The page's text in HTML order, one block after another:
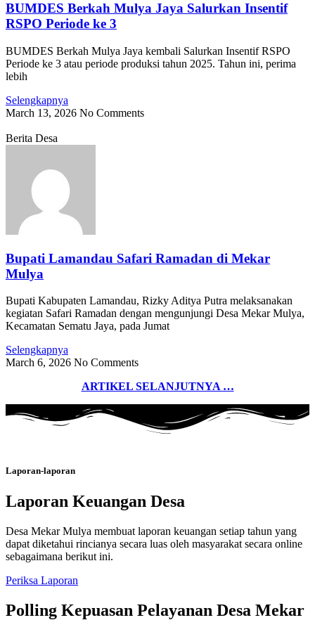
BUMDES Berkah Mulya Jaya Salurkan Insentif
RSPO Periode ke 3
BUMDES Berkah Mulya Jaya kembali Salurkan Insentif RSPO
Periode ke 3 atau periode produksi tahun 2025. Tahun ini, perima
lebih
Selengkapnya
March 13, 2026 No Comments
Berita Desa
Bupati Lamandau Safari Ramadan di Mekar
Mulya
Bupati Kabupaten Lamandau, Rizky Aditya Putra melaksanakan
kegiatan Safari Ramadan dengan mengunjungi Desa Mekar Mulya,
Kecamatan Sematu Jaya, pada Jumat
Selengkapnya
March 6, 2026 No Comments
ARTIKEL SELANJUTNYA …
Laporan-laporan
Laporan Keuangan Desa
Desa Mekar Mulya membuat laporan keuangan setiap tahun yang
dapat diketahui rincianya secara luas oleh masyarakat secara online
sebagaimana berikut ini.
Periksa Laporan
Polling Kepuasan Pelayanan Desa Mekar